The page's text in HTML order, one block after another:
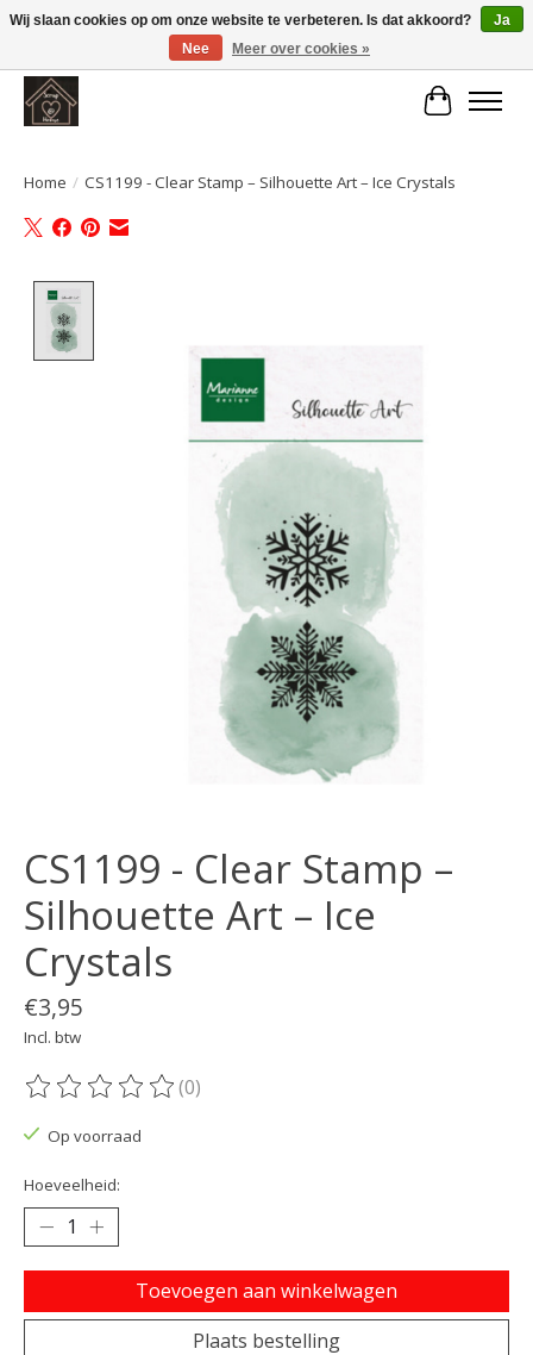
Large selection of products and fast shipping!
Home / CS1199 - Clear Stamp – Silhouette Art – Ice Crystals
CS1199 - Clear Stamp –
Silhouette Art – Ice
Crystals
€3,95
Incl. btw
De beoordeling van dit product is
(0)
Op voorraad
Hoeveelheid:
Toevoegen aan winkelwagen
Plaats bestelling
Wij slaan cookies op om onze website te verbeteren. Is dat akkoord?
Ja
Nee
Meer over cookies »